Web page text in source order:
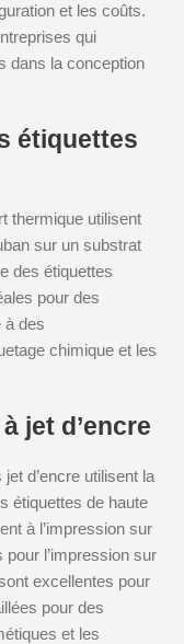
et les coûts.
qui
dans la conception
étiquettes
thermique utilisent
sur un substrat
des étiquettes
pour des
à des
chimique et les
jet d’encre
d’encre utilisent la
étiquettes de haute
à l’impression sur
l’impression sur
excellentes pour
pour des
et les